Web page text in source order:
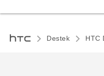
Destek HTC